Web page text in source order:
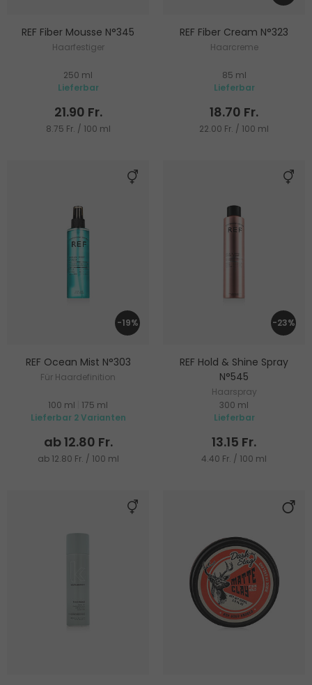
REF Fiber Mousse N°345
Haarfestiger
250 ml
Lieferbar
21.90 Fr.
8.75 Fr. / 100 ml
REF Fiber Cream N°323
Haarcreme
85 ml
Lieferbar
18.70 Fr.
22.00 Fr. / 100 ml
-19%
REF Ocean Mist N°303
Für Haardefinition
100 ml
175 ml
Lieferbar 2 Varianten
ab 12.80 Fr.
ab 12.80 Fr. / 100 ml
-23%
REF Hold & Shine Spray
N°545
Haarspray
300 ml
Lieferbar
13.15 Fr.
4.40 Fr. / 100 ml